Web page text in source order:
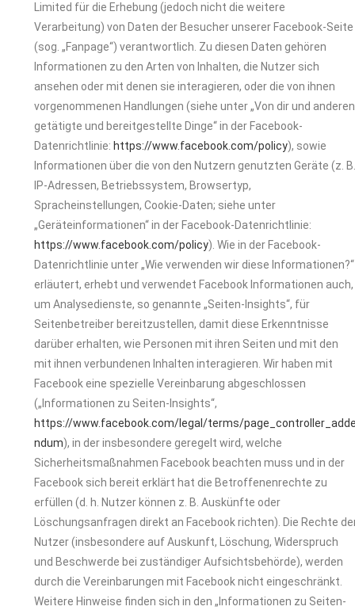
Limited für die Erhebung (jedoch nicht die weitere
Verarbeitung) von Daten der Besucher unserer Facebook-Seite
(sog. „Fanpage“) verantwortlich. Zu diesen Daten gehören
Informationen zu den Arten von Inhalten, die Nutzer sich
ansehen oder mit denen sie interagieren, oder die von ihnen
vorgenommenen Handlungen (siehe unter „Von dir und anderen
getätigte und bereitgestellte Dinge“ in der Facebook-
Datenrichtlinie: https://www.facebook.com/policy), sowie
Informationen über die von den Nutzern genutzten Geräte (z.
IP-Adressen, Betriebssystem, Browsertyp,
Spracheinstellungen, Cookie-Daten; siehe unter
„Geräteinformationen“ in der Facebook-Datenrichtlinie:
https://www.facebook.com/policy). Wie in der Facebook-
Datenrichtlinie unter „Wie verwenden wir diese Informationen?“
erläutert, erhebt und verwendet Facebook Informationen auch,
um Analysedienste, so genannte „Seiten-Insights“, für
Seitenbetreiber bereitzustellen, damit diese Erkenntnisse
darüber erhalten, wie Personen mit ihren Seiten und mit den
mit ihnen verbundenen Inhalten interagieren. Wir haben mit
Facebook eine spezielle Vereinbarung abgeschlossen
(„Informationen zu Seiten-Insights“,
https://www.facebook.com/legal/terms/
ndum), in der insbesondere geregelt wird, welche
Sicherheitsmaßnahmen Facebook beachten muss und in der
Facebook sich bereit erklärt hat die Betroffenenrechte zu
erfüllen (d. h. Nutzer können z. B. Auskünfte oder
Löschungsanfragen direkt an Facebook richten). Die Rechte
Nutzer (insbesondere auf Auskunft, Löschung, Widerspruch
und Beschwerde bei zuständiger Aufsichtsbehörde), werden
durch die Vereinbarungen mit Facebook nicht eingeschränkt.
Weitere Hinweise finden sich in den „Informationen zu Seiten-